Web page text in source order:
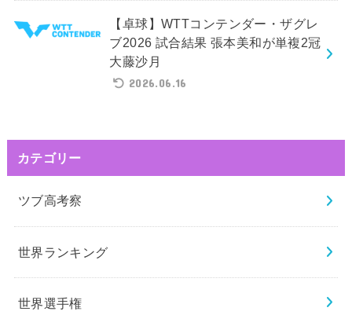
【卓球】WTTコンテンダー・ザグレ
ブ2026 試合結果 張本美和が単複2冠
大藤沙月
2026.06.16
カテゴリー
ツブ高考察
世界ランキング
世界選手権